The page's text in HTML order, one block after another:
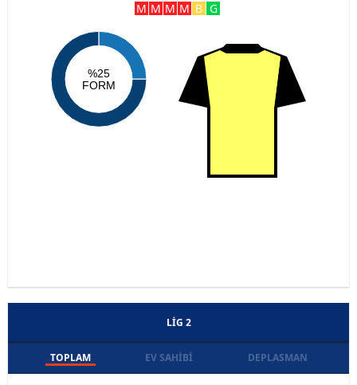
M M M M B G
%25
FORM
LIG 2
TOPLAM EV SAHIBI DEPLASMAN